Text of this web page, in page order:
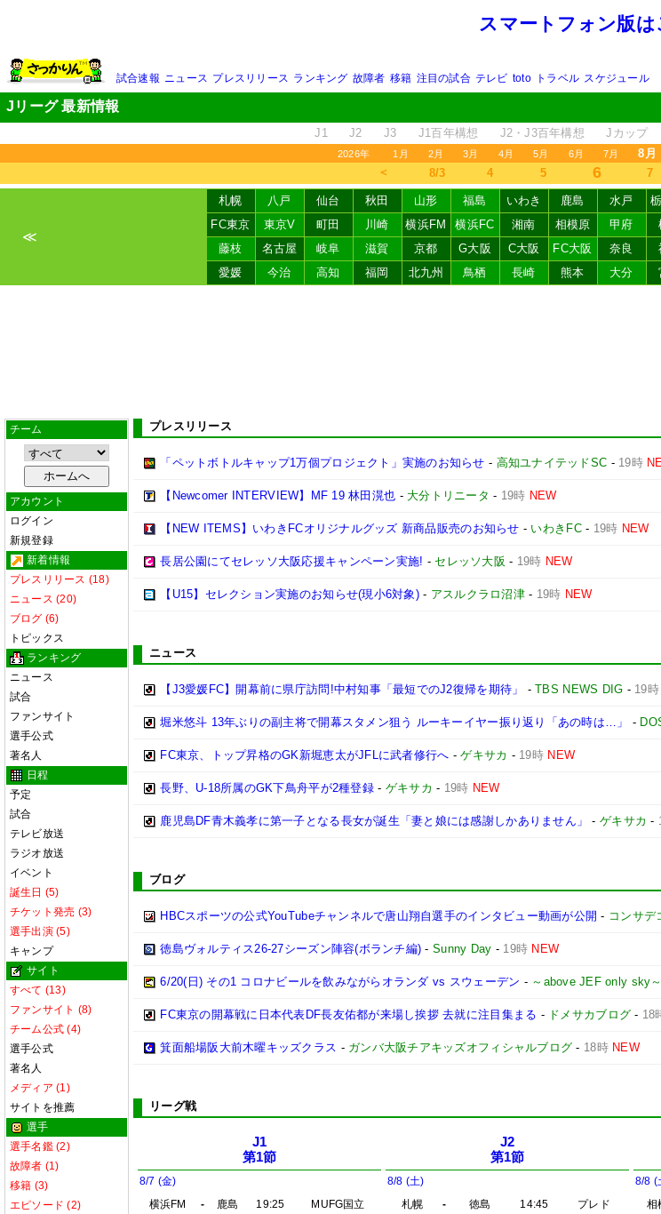
スマートフォン版は
試合速報 ニュース プレスリリース ランキング 故障者 移籍 注目の試合 テレビ toto トラベル スケジュール
Jリーグ 最新情報
J1 J2 J3 J1百年構想 J2・J3百年構想 Jカップ
2026年 1月 2月 3月 4月 5月 6月 7月 8月
＜ 8/3 4 5 6 7
≪
札幌 八戸 仙台 秋田 山形 福島 いわき 鹿島 水戸
FC東京
東京V 町田 川崎 横浜FM 横浜FC 湘南 相模原 甲府
藤枝
名古屋 岐阜 滋賀 京都 G大阪 C大阪 FC大阪 奈良
愛媛
今治 高知 福岡 北九州 鳥栖 長崎 熊本 大分
チーム
アカウント
ログイン
新規登録
新着情報
プレスリリース (18)
ニュース (20)
ブログ (6)
トピックス
ランキング
ニュース
試合
ファンサイト
選手公式
著名人
日程
予定
試合
テレビ放送
ラジオ放送
イベント
誕生日 (5)
チケット発売 (3)
選手出演 (5)
キャンプ
サイト
すべて (13)
ファンサイト (8)
チーム公式 (4)
選手公式
著名人
メディア (1)
サイトを推薦
選手
選手名鑑 (2)
故障者 (1)
移籍 (3)
エピソード (2)
プレスリリース
「ペットボトルキャップ1万個プロジェクト」実施のお知らせ - 高知ユナイテッドSC - 19時
【Newcomer INTERVIEW】MF 19 林田滉也 - 大分トリニータ - 19時 NEW
【NEW ITEMS】いわきFCオリジナルグッズ 新商品販売のお知らせ - いわきFC- 19時 NEW
長居公園にてセレッソ大阪応援キャンペーン実施! - セレッソ大阪 - 19時 NEW
【U15】セレクション実施のお知らせ(現小6対象)- アスルクラロ沼津- 19時 NEW
ニュース
【J3愛媛FC】開幕前に県庁訪問!中村知事「最短でのJ2復帰を期待」 -TBS NEWS DIG - 19時
堀米悠斗 13年ぶりの副主将で開幕スタメン狙う ルーキーイヤー振り返り「あの時は…」 -
FC東京、トップ昇格のGK新堀恵太がJFLに武者修行へ -ゲキサカ - 19時 NEW
長野、U-18所属のGK下鳥舟平が2種登録- ゲキサカ - 19時 NEW
鹿児島DF青木義孝に第一子となる長女が誕生「妻と娘には感謝しかありません」 - ゲキサカ -
ブログ
HBCスポーツの公式YouTubeチャンネルで唐山翔自選手のインタビュー動画が公開 - コンサデ
徳島ヴォルティス26-27シーズン陣容(ボランチ編) -Sunny Day - 19時 NEW
6/20(日) その1 コロナビールを飲みながらオランダ vs スウェーデン - ～above JEF only sky～
FC東京の開幕戦に日本代表DF長友佑都が来場し挨拶 去就に注目集まる - ドメサカブログ - 18
箕面船場阪大前木曜キッズクラス - ガンバ大阪チアキッズオフィシャルブログ - 18時 NEW
リーグ戦
J1
第1節
8/7 (金)
横浜FM
- 鹿島 19:25
MUFG国立
J2
第1節
8/8 (土)
札幌
- 徳島 14:45
プレド
8/8 (
相